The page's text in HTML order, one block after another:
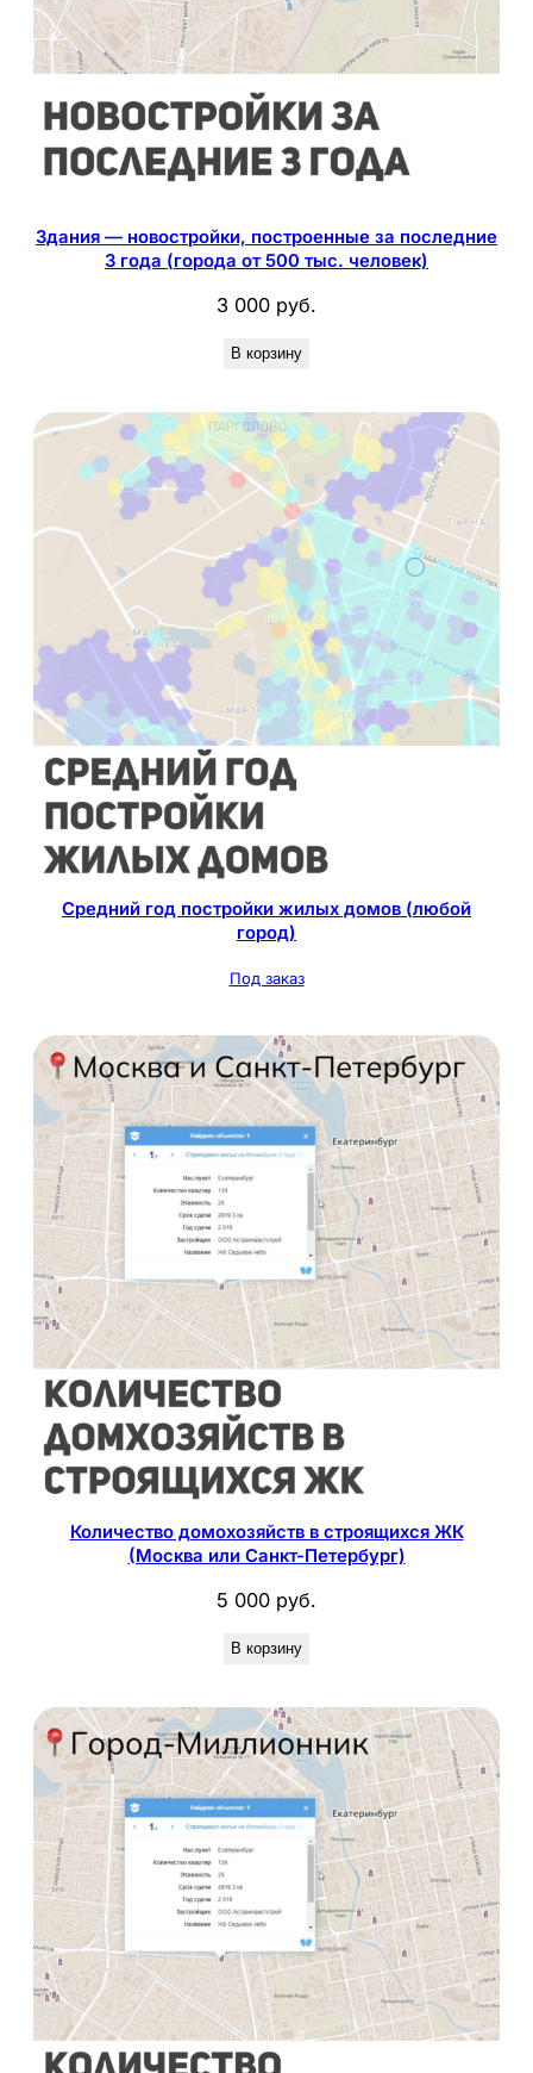
Здания — новостройки, построенные за последние
3 года (города от 500 тыс. человек)
3 000 руб.
В корзину
Средний год постройки жилых домов (любой
город)
Под заказ
Количество домохозяйств в строящихся ЖК
(Москва или Санкт-Петербург)
5 000 руб.
В корзину